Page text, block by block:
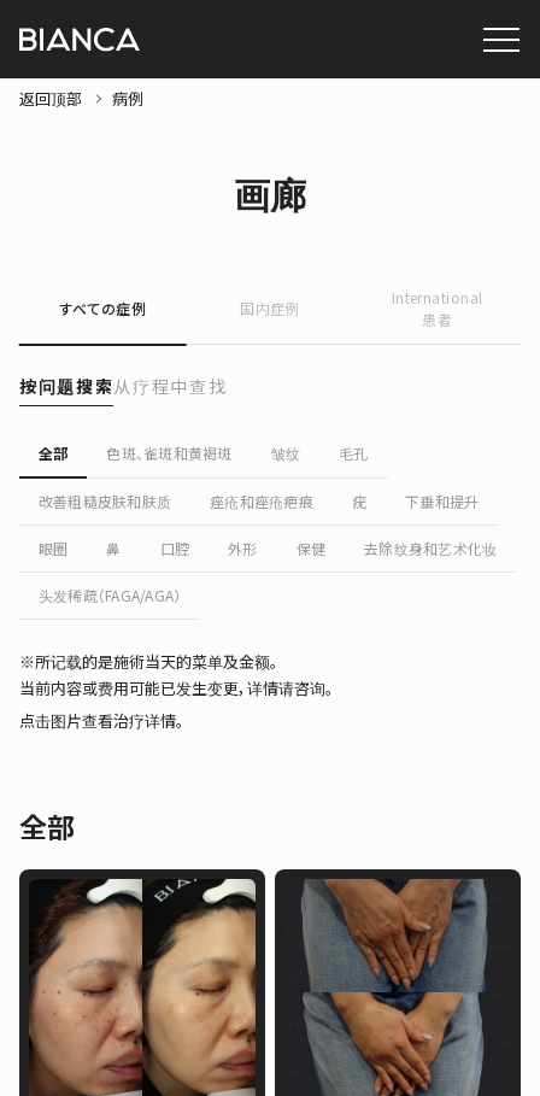
返回顶部 病例
画廊
すべての症例 国内症例
International
患者
按问题搜索从疗程中查找
全部 色斑、雀斑和黄褐斑 皱纹 毛孔
改善粗糙皮肤和肤质 痤疮和痤疮疤痕 疣 下垂和提升
眼圈 鼻 口腔 外形 保健 去除纹身和艺术化妆
头发稀疏（FAGA/AGA）
※所记载的是施術当天的菜单及金额。
当前内容或费用可能已发生变更，详情请咨询。
点击图片查看治疗详情。
全部